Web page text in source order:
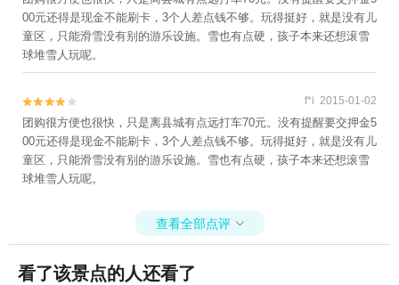
00元还得是现金不能刷卡，3个人差点钱不够。玩得挺好，就是没有儿
童区，只能滑雪没有别的游乐设施。雪也有点硬，孩子本来还想滚雪
球堆雪人玩呢。

 f*i 2015-01-02
团购很方便也很快，只是离县城有点远打车70元。没有提醒要交押金5
00元还得是现金不能刷卡，3个人差点钱不够。玩得挺好，就是没有儿
童区，只能滑雪没有别的游乐设施。雪也有点硬，孩子本来还想滚雪
球堆雪人玩呢。
查看全部点评 
看了该景点的人还看了